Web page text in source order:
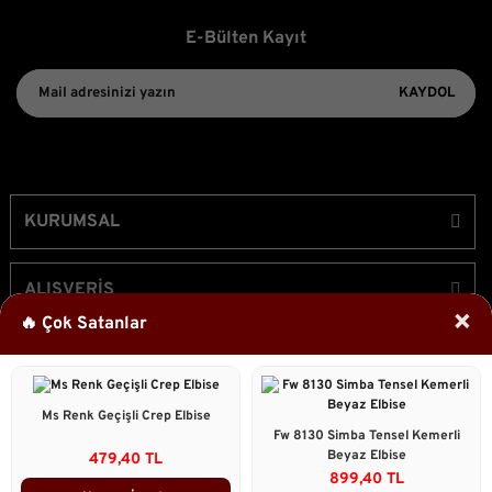
🔥 Çok Satanlar ×
Ms Renk Geçişli Crep Elbise
479,40 TL
Fw 8130 Simba Tensel Kemerli
Beyaz Elbise
899,40 TL
E-Bülten Kayıt
KAYDOL
KURUMSAL
ALIŞVERİŞ
ÜYELİK
Bizi Takip Edin!